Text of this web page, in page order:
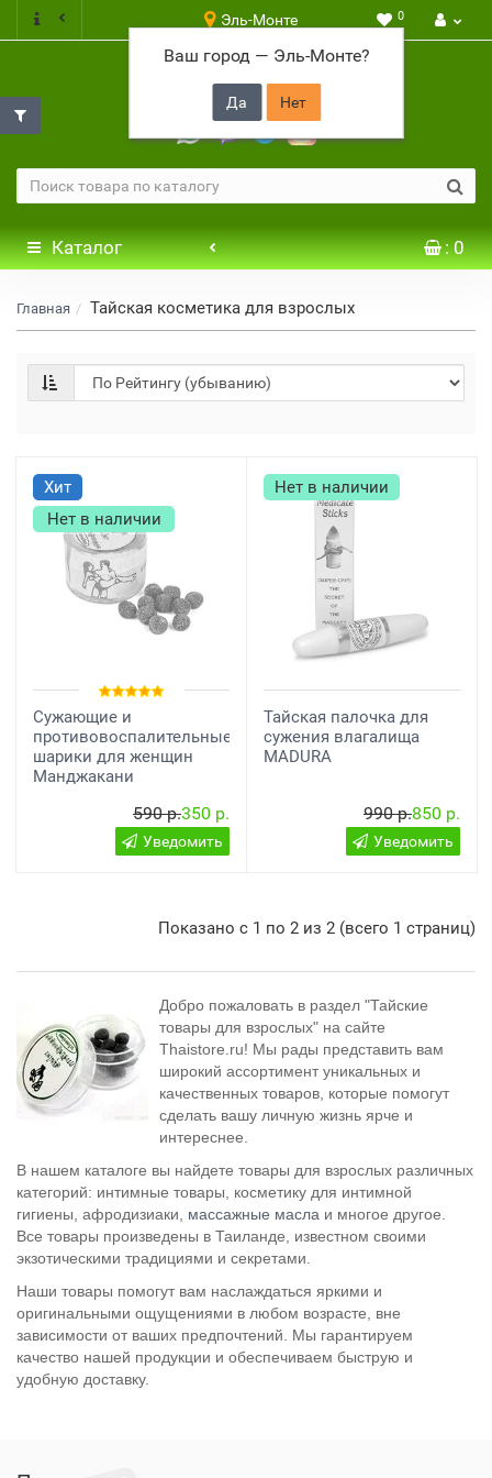
Эль-Монте
Ваш город — Эль-Монте?
0
+7 917 646 65 48
Каталог : 0
Главная Тайская косметика для взрослых
Хит
Нет в наличии
Сужающие и
противовоспалительные
шарики для женщин
Манджакани
590 р.350 р.
Уведомить
Нет в наличии
Тайская палочка для
сужения влагалища
MADURA
990 р.850 р.
Уведомить
Показано с 1 по 2 из 2 (всего 1 страниц)
Добро пожаловать в раздел "Тайские
товары для взрослых" на сайте
Thaistore.ru! Мы рады представить вам
широкий ассортимент уникальных и
качественных товаров, которые помогут
сделать вашу личную жизнь ярче и
интереснее.
В нашем каталоге вы найдете товары для взрослых различных
категорий: интимные товары, косметику для интимной
гигиены, афродизиаки, массажные масла и многое другое.
Все товары произведены в Таиланде, известном своими
экзотическими традициями и секретами.
Наши товары помогут вам наслаждаться яркими и
оригинальными ощущениями в любом возрасте, вне
зависимости от ваших предпочтений. Мы гарантируем
качество нашей продукции и обеспечиваем быструю и
удобную доставку.